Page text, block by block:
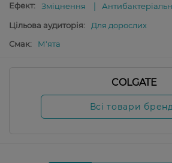
Ефект:
Зміцнення
Цільова аудиторія:
Для дорослих
Смак:
М'ята
COLGATE
Всі товари